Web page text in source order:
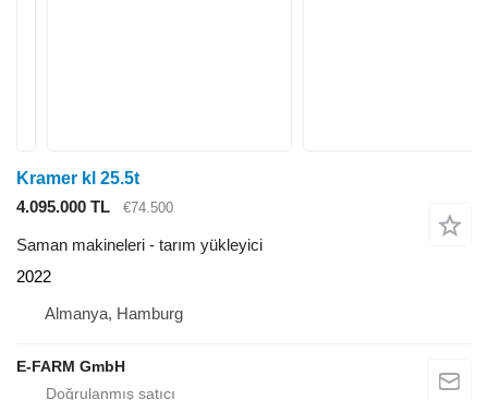
Kramer kl 25.5t
4.095.000 TL
€74.500
Saman makineleri - tarım yükleyici
2022
Almanya, Hamburg
E-FARM GmbH